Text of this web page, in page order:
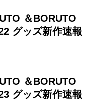
＆BORUTO
グッズ新作速報
＆BORUTO
グッズ新作速報